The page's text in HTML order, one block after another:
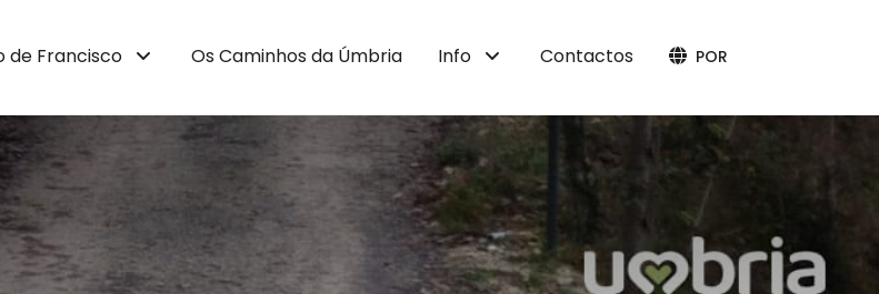
de Francisco Os Caminhos da Úmbria Info Contactos POR